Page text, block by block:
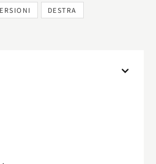
DESTRA